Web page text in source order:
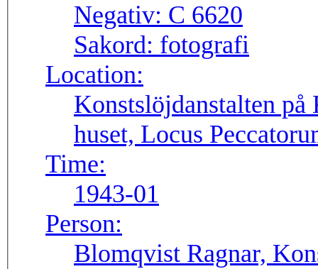
Negativ: C 6620
Sakord: fotografi
Location:
Konstslöjdanstalten
huset, Locus
Time:
1943-01
Person:
Blomqvist Ragnar,